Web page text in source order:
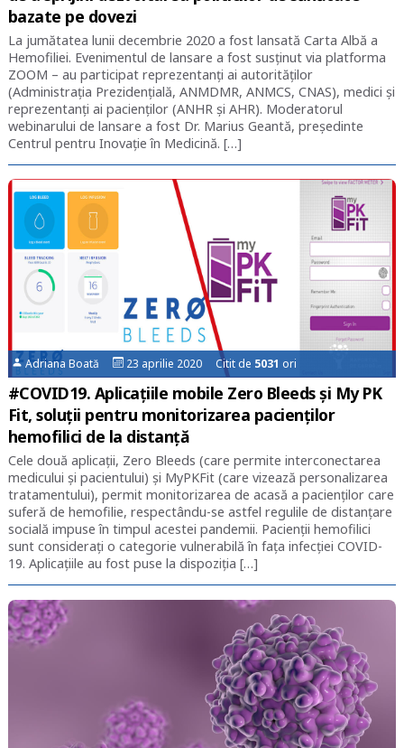
bazate pe dovezi
La jumătatea lunii decembrie 2020 a fost lansată Carta Albă a
Hemofiliei. Evenimentul de lansare a fost susținut via platforma
ZOOM – au participat reprezentanți ai autorităților
(Administrația Prezidențială, ANMDMR, ANMCS, CNAS), medici și
reprezentanți ai pacienților (ANHR și AHR). Moderatorul
webinarului de lansare a fost Dr. Marius Geantă, președinte
Centrul pentru Inovație în Medicină. […]
Adriana Boată 23 aprilie 2020 Citit de 5031 ori
#COVID19. Aplicațiile mobile Zero Bleeds și My PK
Fit, soluții pentru monitorizarea pacienților
hemofilici de la distanță
Cele două aplicații, Zero Bleeds (care permite interconectarea
medicului și pacientului) și MyPKFit (care vizează personalizarea
tratamentului), permit monitorizarea de acasă a pacienților care
suferă de hemofilie, respectându-se astfel regulile de distanțare
socială impuse în timpul acestei pandemii. Pacienții hemofilici
sunt considerați o categorie vulnerabilă în fața infecției COVID-
19. Aplicațiile au fost puse la dispoziția […]